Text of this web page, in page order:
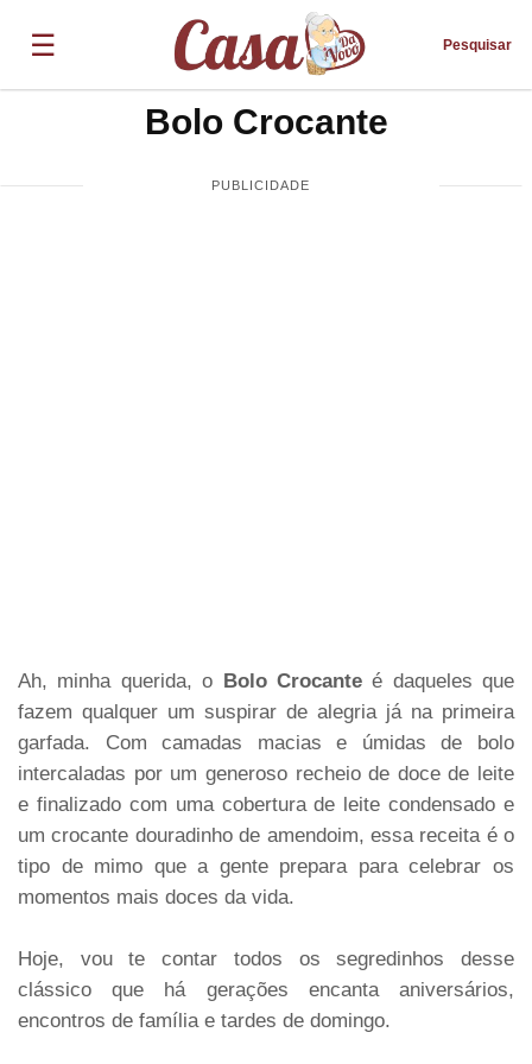
☰ Pesquisar
Bolo Crocante
Ah, minha querida, o Bolo Crocanteé daqueles que
fazem qualquer um suspirar de alegria já na primeira
garfada. Com camadas macias e úmidas de bolo
intercaladas por um generoso recheio de doce de leite
e finalizado com uma cobertura de leite condensado e
um crocante douradinho de amendoim, essa receita é o
tipo de mimo que a gente prepara para celebrar os
momentos mais doces da vida.
Hoje, vou te contar todos os segredinhos desse
clássico que há gerações encanta aniversários,
encontros de família e tardes de domingo.